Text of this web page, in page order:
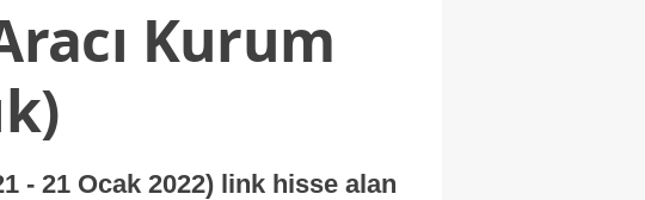
Kurum
- 21 Ocak 2022) link hisse alan